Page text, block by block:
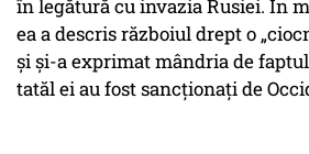
în legătură cu invazia Rusiei. În
ea a descris războiul drept o
și și-a exprimat mândria de faptul
tatăl ei au fost sancționați de